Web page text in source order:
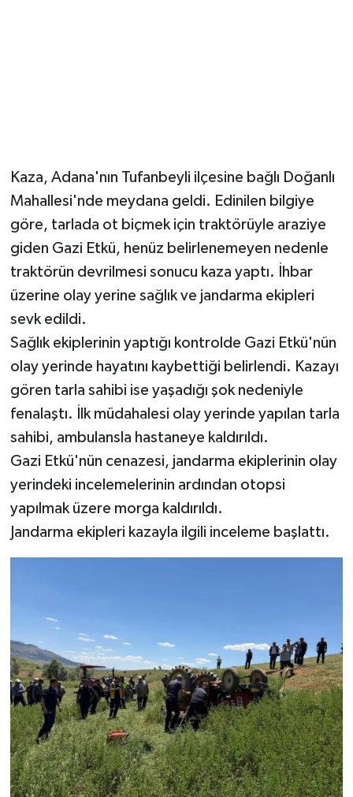
Kaza, Adana'nın Tufanbeyli ilçesine bağlı Doğanlı
Mahallesi'nde meydana geldi. Edinilen bilgiye
göre, tarlada ot biçmek için traktörüyle araziye
giden Gazi Etkü, henüz belirlenemeyen nedenle
traktörün devrilmesi sonucu kaza yaptı. İhbar
üzerine olay yerine sağlık ve jandarma ekipleri
sevk edildi.
Sağlık ekiplerinin yaptığı kontrolde Gazi Etkü'nün
olay yerinde hayatını kaybettiği belirlendi. Kazayı
gören tarla sahibi ise yaşadığı şok nedeniyle
fenalaştı. İlk müdahalesi olay yerinde yapılan tarla
sahibi, ambulansla hastaneye kaldırıldı.
Gazi Etkü'nün cenazesi, jandarma ekiplerinin olay
yerindeki incelemelerinin ardından otopsi
yapılmak üzere morga kaldırıldı.
Jandarma ekipleri kazayla ilgili inceleme başlattı.